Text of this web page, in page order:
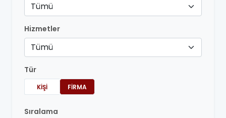
Tümü
Hizmetler
Tümü
Tür
KIŞI FIRMA
Sıralama